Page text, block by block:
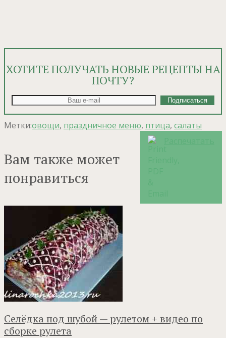
ХОТИТЕ ПОЛУЧАТЬ НОВЫЕ РЕЦЕПТЫ НА
ПОЧТУ?
Метки:овощи, праздничное меню, птица, салаты
Вам также может
понравиться
Селёдка под шубой — рулетом + видео по
сборке рулета